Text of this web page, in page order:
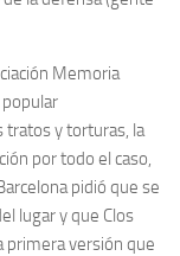
Memoria
tratos y torturas, la
por todo el caso,
pidió que se
lugar y que Clos
primera versión que